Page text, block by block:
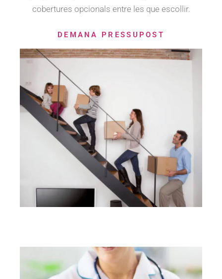
cobertures opcionals entre les que escollir.
DEMANA PRESSUPOST